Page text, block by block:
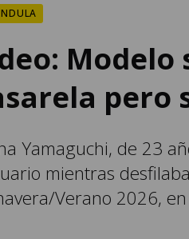
Modelo
pero
Yamaguchi, de 23
mientras
Verano 2026,